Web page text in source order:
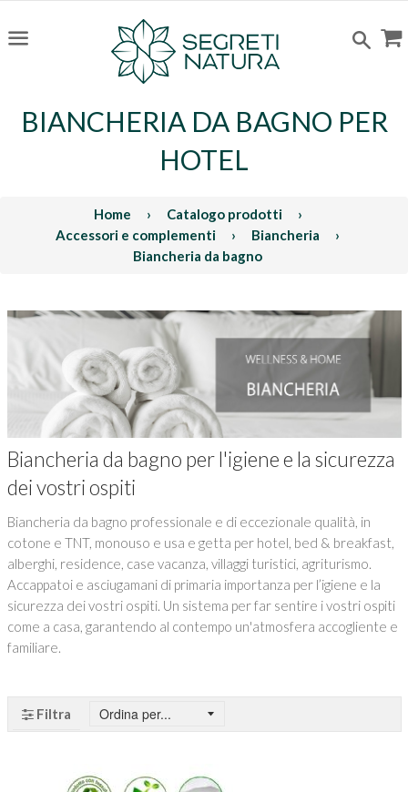
BIANCHERIA DA BAGNO PER
HOTEL
Home › Catalogo prodotti
›
Accessori e complementi
› Biancheria
›
Biancheria da bagno
Biancheria da bagno per l'igiene e la sicurezza
dei vostri ospiti
Biancheria da bagno professionale e di eccezionale qualità, in
cotone e TNT, monouso e usa e getta per hotel, bed & breakfast,
alberghi, residence, case vacanza, villaggi turistici, agriturismo.
Accappatoi e asciugamani di primaria importanza per l’igiene e la
sicurezza dei vostri ospiti. Un sistema per far sentire i vostri ospiti
come a casa, garantendo al contempo un'atmosfera accogliente e
familiare.
Filtra